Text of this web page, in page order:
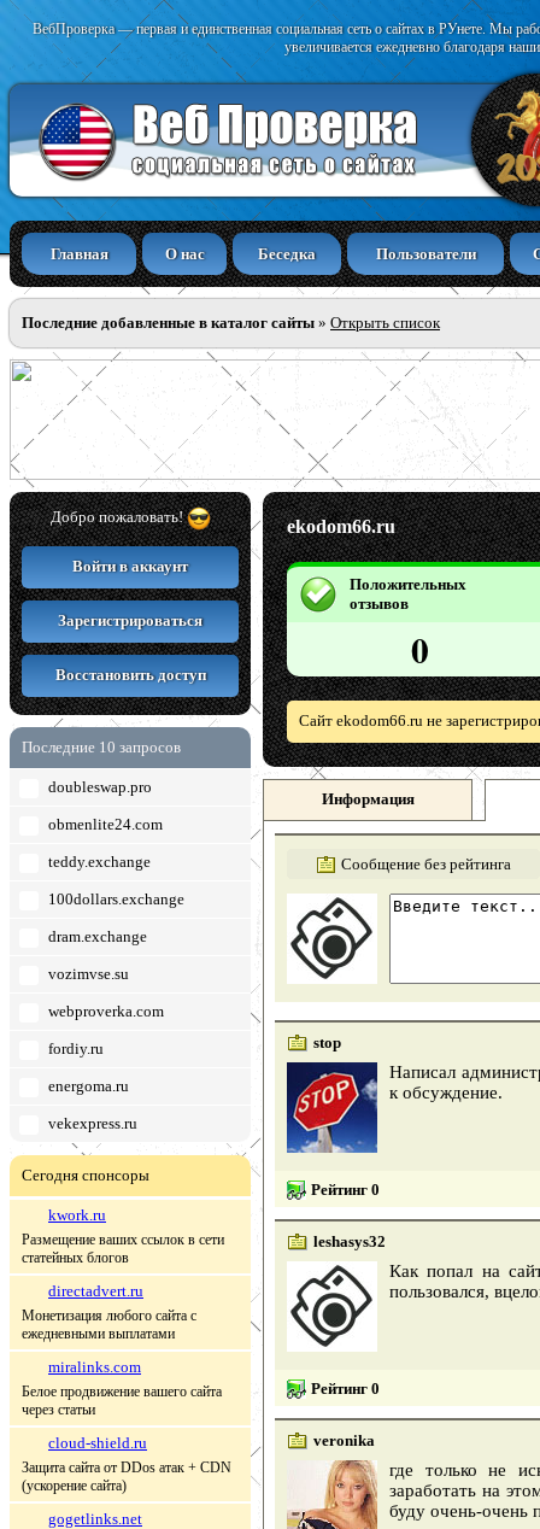
ВебПроверка — первая и единственная социальная сеть о сайтах в РУнете. Мы
увеличивается ежедневно благодаря
Главная О нас Беседка Пользователи
Последние добавленные в каталог сайты » Открыть список
Добро пожаловать!
Войти в аккаунт
Зарегистрироваться
Восстановить доступ
Последние 10 запросов
doubleswap.pro
obmenlite24.com
teddy.exchange
100dollars.exchange
dram.exchange
vozimvse.su
webproverka.com
fordiy.ru
energoma.ru
vekexpress.ru
Сегодня спонсоры
kwork.ru
Размещение ваших ссылок в сети
статейных блогов
directadvert.ru
Монетизация любого сайта с
ежедневными выплатами
miralinks.com
Белое продвижение вашего сайта
через статьи
cloud-shield.ru
Защита сайта от DDos атак + CDN
(ускорение сайта)
gogetlinks.net
ekodom66.ru
Положительных
отзывов
0
Сайт ekodom66.ru не
Информация
Сообщение без рейтинга
stop
Написал
к обсуждение.
Рейтинг 0
leshasys32
Как попал на
пользовался,
Рейтинг 0
veronika
где только не
заработать на
буду очень-очень